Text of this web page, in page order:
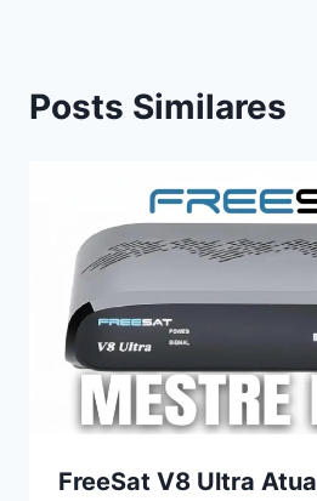
Posts Similares
FreeSat V8 Ultra